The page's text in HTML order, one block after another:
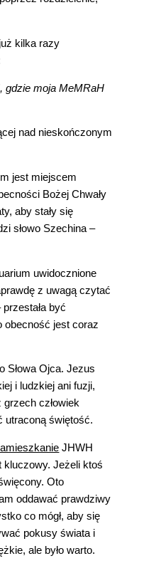
kilka razy
gdzie moja MeMRaH
nad nieskończonym
jest miejscem
Bożej Chwały
aby stały się
słowo Szechina –
uwidocznione
z uwagą czytać
być
obecność jest coraz
Słowa Ojca. Jezus
i ludzkiej ani fuzji,
człowiek
utraconą świętość.
JHWH
kluczowy. Jeżeli ktoś
Oto
oddawać prawdziwy
co mógł, aby się
pokusy świata i
ale było warto.